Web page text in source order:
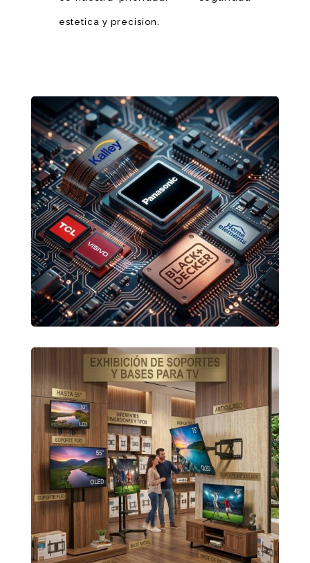
estetica y precision.